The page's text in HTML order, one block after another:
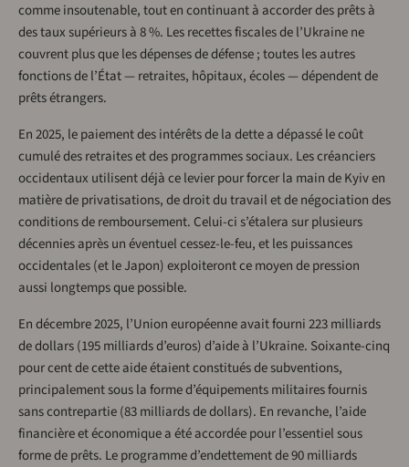
comme insoutenable, tout en continuant à accorder des prêts à
des taux supérieurs à 8 %. Les recettes fiscales de l’Ukraine ne
couvrent plus que les dépenses de défense ; toutes les autres
fonctions de l’État — retraites, hôpitaux, écoles — dépendent de
prêts étrangers.
En 2025, le paiement des intérêts de la dette a dépassé le coût
cumulé des retraites et des programmes sociaux. Les créanciers
occidentaux utilisent déjà ce levier pour forcer la main de Kyiv en
matière de privatisations, de droit du travail et de négociation des
conditions de remboursement. Celui-ci s’étalera sur plusieurs
décennies après un éventuel cessez-le-feu, et les puissances
occidentales (et le Japon) exploiteront ce moyen de pression
aussi longtemps que possible.
En décembre 2025, l’Union européenne avait fourni 223 milliards
de dollars (195 milliards d’euros) d’aide à l’Ukraine. Soixante-cinq
pour cent de cette aide étaient constitués de subventions,
principalement sous la forme d’équipements militaires fournis
sans contrepartie (83 milliards de dollars). En revanche, l’aide
financière et économique a été accordée pour l’essentiel sous
forme de prêts. Le programme d’endettement de 90 milliards